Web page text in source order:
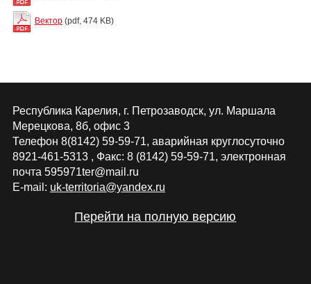
Вектор (pdf, 474 KB)
Республика Карелия, г. Петрозаводск, ул. Маршала
Мерецкова, 8б, офис 3
Телефон 8(8142) 59-59-71, аварийная круглосуточно
8921-461-5313 , Факс: 8 (8142) 59-59-71, электронная
почта 595971ter@mail.ru
E-mail: uk-territoria@yandex.ru
Перейти на полную версию